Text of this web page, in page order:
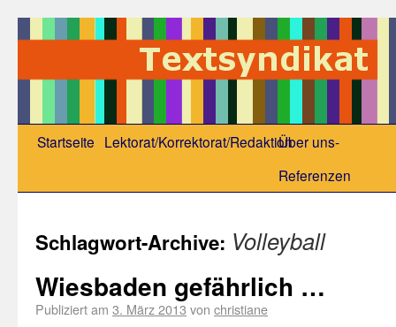
Startseite Lektorat/Korrektorat/RedaktionÜber uns-
Referenzen
Schlagwort-Archive: Volleyball
Wiesbaden gefährlich …
Publiziert am 3. März 2013 von christiane